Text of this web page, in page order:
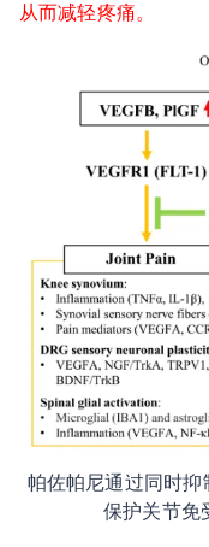
从而减轻疼痛。
帕佐帕尼通过同时抑
保护关节免